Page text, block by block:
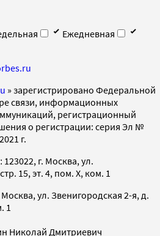
Ежедневная
» зарегистрировано Федеральной
связи, информационных
регистрационный
о регистрации: серия Эл №
г.
г. Москва, ул.
15, эт. 4, пом. X, ком. 1
ул. Звенигородская 2-я, д.
1
Николай Дмитриевич